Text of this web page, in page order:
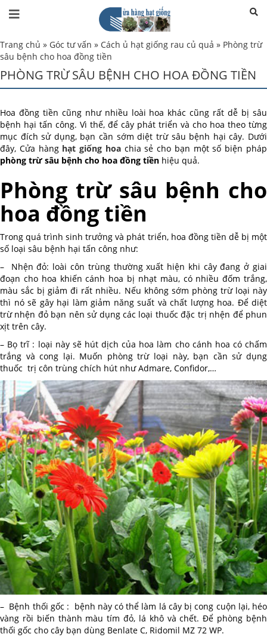
Trang chủ » Góc tư vấn » Cách ủ hạt giống rau củ quả » Phòng trừ
sâu bệnh cho hoa đồng tiền
PHÒNG TRỪ SÂU BỆNH CHO HOA ĐỒNG TIỀN
Hoa đồng tiền cũng như nhiều loài hoa khác cũng rất dễ bị sâu
bệnh hại tấn công. Vì thế, để cây phát triển và cho hoa theo từng
mục đích sử dụng, bạn cần sớm diệt trừ sâu bệnh hại cây. Dưới
đây, Cửa hàng hạt giống hoachia sẻ cho bạn một số biện pháp
phòng trừ sâu bệnh cho hoa đồng tiền hiệu quả.
Phòng trừ sâu bệnh cho
hoa đồng tiền
Trong quá trình sinh trưởng và phát triển, hoa đồng tiền dễ bị một
số loại sâu bệnh hại tấn công như:
– Nhện đỏ: loài côn trùng thường xuất hiện khi cây đang ở giai
đoạn cho hoa khiến cánh hoa bị nhạt màu, có nhiều đốm trắng,
màu sắc bị giảm đi rất nhiều. Nếu không sớm phòng trừ loại này
thì nó sẽ gây hại làm giảm năng suất và chất lượng hoa. Để diệt
trừ nhện đỏ bạn nên sử dụng các loại thuốc đặc trị nhện để phun
xịt trên cây.
– Bọ trĩ : loại này sẽ hút dịch của hoa làm cho cánh hoa có chấm
trắng và cong lại. Muốn phòng trừ loại này, bạn cần sử dụng
thuốc trị côn trùng chích hút như Admare, Confidor,…
– Bệnh thối gốc : bệnh này có thể làm lá cây bị cong cuộn lại, héo
vàng rồi biến thành màu tím đỏ, lá khô và chết. Để phòng bệnh
thối gốc cho cây bạn dùng Benlate C, Ridomil MZ 72 WP.